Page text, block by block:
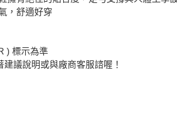
，舒適好穿
) 標示為準
議說明或與廠商客服諮喔！